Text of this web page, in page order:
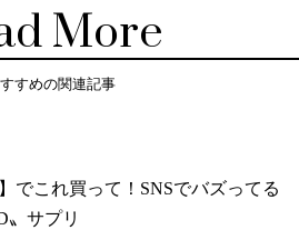
More
すめの関連記事
】でこれ買って！SNSでバズってる
〟サプリ